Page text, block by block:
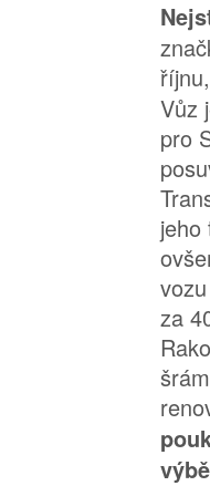
Vůz
pro
jeho
za